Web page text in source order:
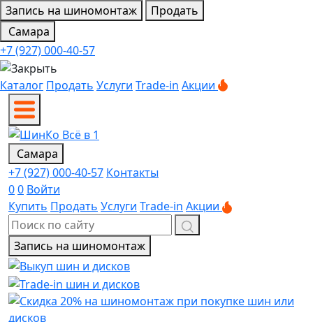
Запись на шиномонтаж
Продать
Самара
+7 (927) 000-40-57
Каталог Продать Услуги Trade-in Акции
Самара
+7 (927) 000-40-57 Контакты
00 Войти
Купить Продать Услуги Trade-in Акции
Запись на шиномонтаж